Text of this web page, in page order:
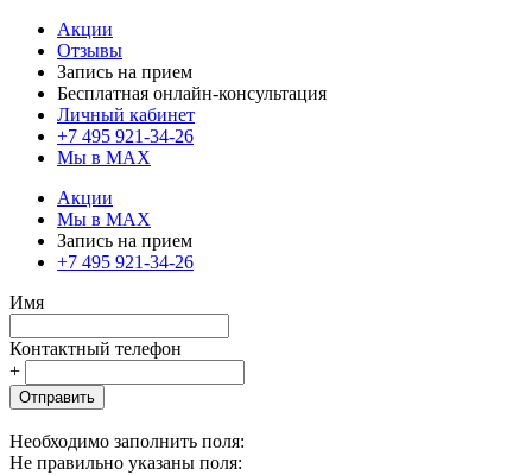
Акции
Отзывы
Запись на прием
Бесплатная онлайн-консультация
Личный кабинет
+7 495 921-34-26
Мы в MAX
Акции
Мы в MAX
Запись на прием
+7 495 921-34-26
Имя
Контактный телефон
+
Отправить
Необходимо заполнить поля:
Не правильно указаны поля: